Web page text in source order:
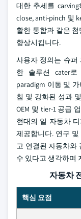
대한 추세를
close, anti-pinch 및
활한 통합과 같은
향상시킵니다.
사용자 정의는 슈퍼
한 솔루션 cater로
paradigm 이동 및
침 및 강화된 성과
OEM 및 tier-1 공급
현대의 일 자동차
제공합니다. 연구
고 연결된 자동차와
수 있다고 생각하며
자동차
핵심 요점